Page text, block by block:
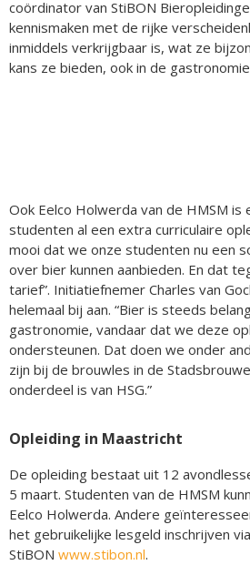
coördinator van StiBON
kennismaken met de rijke
inmiddels verkrijgbaar is, wat ze
kans ze bieden, ook in de
Ook Eelco Holwerda van de HMSM is
studenten al een extra curriculaire
mooi dat we onze studenten nu een
over bier kunnen aanbieden. En dat
tarief”. Initiatiefnemer Charles van
helemaal bij aan. “Bier is steeds
gastronomie, vandaar dat we deze
ondersteunen. Dat doen we onder
zijn bij de brouwles in de
onderdeel is van HSG.”
Opleiding in Maastricht
De opleiding bestaat uit 12
5 maart. Studenten van de HMSM
Eelco Holwerda. Andere
het gebruikelijke lesgeld inschrijven
StiBON www.stibon.nl.